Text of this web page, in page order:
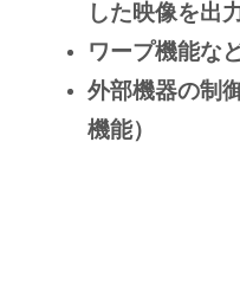
した映像を出
ワープ機能な
外部機器の制
機能）